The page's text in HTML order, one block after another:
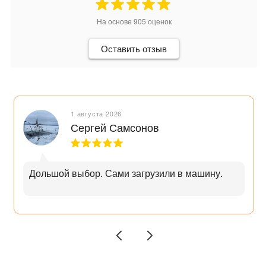
На основе 905 оценок
Оставить отзыв
1 августа 2026
Сергей Самсонов
Дольшой выбор. Сами загрузили в машину.